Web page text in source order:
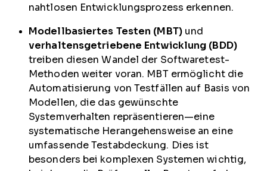
nahtlosen Entwicklungsprozess erkennen.
Modellbasiertes Testen (MBT)und
verhaltensgetriebene Entwicklung (BDD)
treiben diesen Wandel der Softwaretest-
Methoden weiter voran. MBT ermöglicht die
Automatisierung von Testfällen auf Basis von
Modellen, die das gewünschte
Systemverhalten repräsentieren—eine
systematische Herangehensweise an eine
umfassende Testabdeckung. Dies ist
besonders bei komplexen Systemen wichtig,